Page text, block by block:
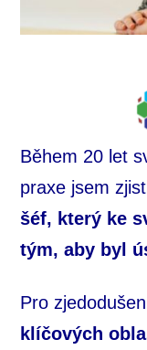
Během 20 let
praxe jsem
šéf, který ke
tým, aby byl
Pro
klíčových